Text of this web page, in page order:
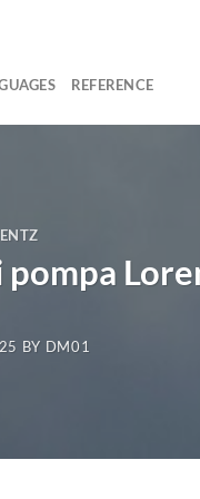
REFERENCE
BY DM01